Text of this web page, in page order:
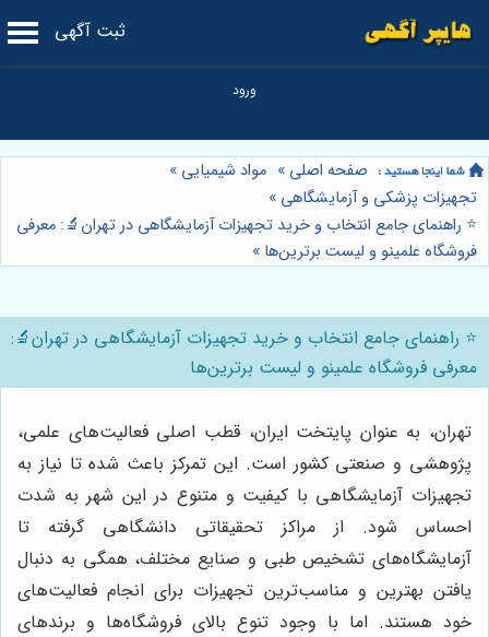
ثبت آگهی
صفحه اصلی » مواد شیمیایی »
تجهیزات پزشکی و آزمایشگاهی »
⭐️ راهنمای جامع انتخاب و خرید تجهیزات آزمایشگاهی در تهران🔬: معرفی
فروشگاه علمینو و لیست برترین‌ها »
⭐️ راهنمای جامع انتخاب و خرید تجهیزات آزمایشگاهی در تهران🔬:
معرفی فروشگاه علمینو و لیست برترین‌ها
تهران، به عنوان پایتخت ایران، قطب اصلی فعالیت‌های علمی،
پژوهشی و صنعتی کشور است. این تمرکز باعث شده تا نیاز به
تجهیزات آزمایشگاهی با کیفیت و متنوع در این شهر به شدت
احساس شود. از مراکز تحقیقاتی دانشگاهی گرفته تا
آزمایشگاه‌های تشخیص طبی و صنایع مختلف، همگی به دنبال
یافتن بهترین و مناسب‌ترین تجهیزات برای انجام فعالیت‌های
خود هستند. اما با وجود تنوع بالای فروشگاه‌ها و برندهای